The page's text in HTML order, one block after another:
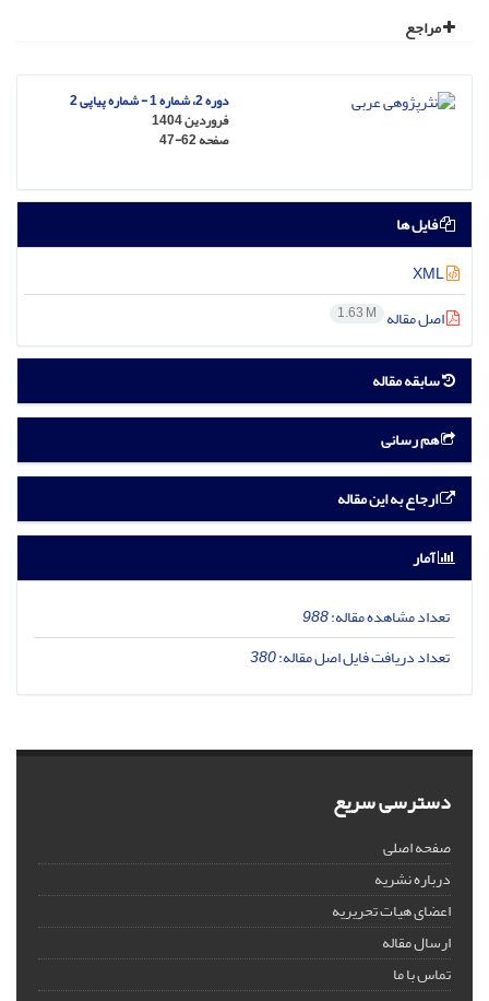
مراجع
دوره 2، شماره 1 - شماره پیاپی 2
فروردین 1404
صفحه47-62
فایل ها
اصل مقاله 1.63 M
سابقه مقاله
هم رسانی
ارجاع به این مقاله
آمار
تعداد مشاهده مقاله:988
تعداد دریافت فایل اصل مقاله:380
دسترسی سریع
صفحه اصلی
درباره نشریه
اعضای هیات تحریریه
ارسال مقاله
تماس با ما